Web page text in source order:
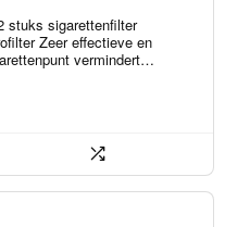
stuks sigarettenfilter
Zeer effectieve en
vermindert…